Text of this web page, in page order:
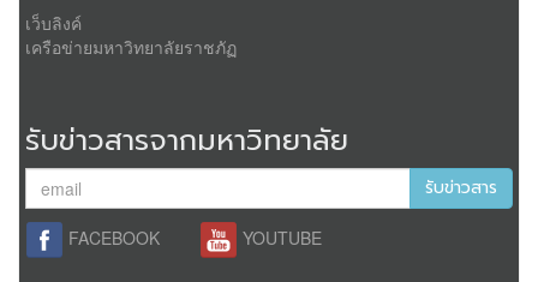
เว็บลิงค์
เครือข่ายมหาวิทยาลัยราชภัฏ
รับข่าวสารจากมหาวิทยาลัย
รับข่าวสาร
FACEBOOK YOUTUBE